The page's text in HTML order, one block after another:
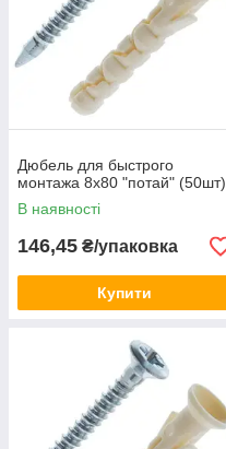
Дюбель для быстрого
монтажа 8х80 "потай" (50шт)
В наявності
146,45 ₴/упаковка
Купити